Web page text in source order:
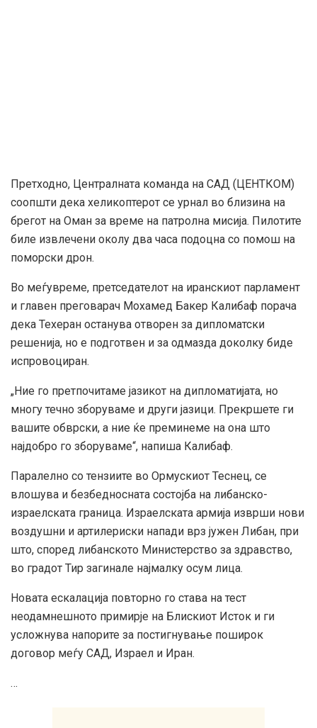
Претходно, Централната команда на САД (ЦЕНТКОМ)
соопшти дека хеликоптерот се урнал во близина на
брегот на Оман за време на патролна мисија. Пилотите
биле извлечени околу два часа подоцна со помош на
поморски дрон.
Во меѓувреме, претседателот на иранскиот парламент
и главен преговарач Мохамед Бакер Калибаф порача
дека Техеран останува отворен за дипломатски
решенија, но е подготвен и за одмазда доколку биде
испровоциран.
„Ние го претпочитаме јазикот на дипломатијата, но
многу течно зборуваме и други јазици. Прекршете ги
вашите обврски, а ние ќе преминеме на она што
најдобро го зборуваме“, напиша Калибаф.
Паралелно со тензиите во Ормускиот Теснец, се
влошува и безбедносната состојба на либанско-
израелската граница. Израелската армија изврши нови
воздушни и артилериски напади врз јужен Либан, при
што, според либанското Министерство за здравство,
во градот Тир загинале најмалку осум лица.
Новата ескалација повторно го става на тест
неодамнешното примирје на Блискиот Исток и ги
усложнува напорите за постигнување поширок
договор меѓу САД, Израел и Иран.
…